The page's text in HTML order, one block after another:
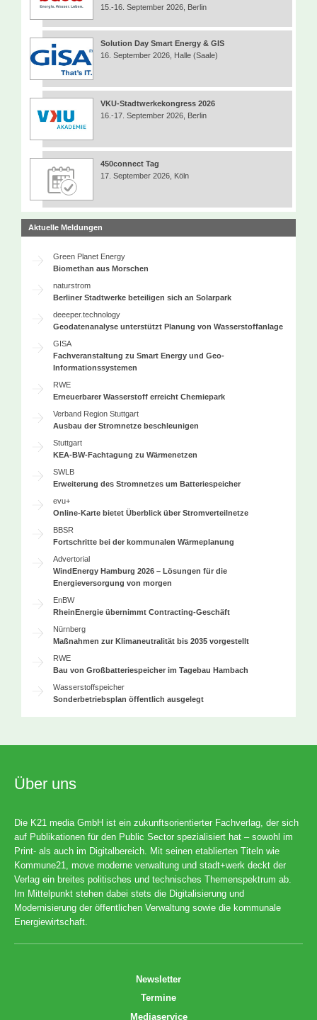
15.-16. September 2026, Berlin
Solution Day Smart Energy & GIS
16. September 2026, Halle (Saale)
VKU-Stadtwerkekongress 2026
16.-17. September 2026, Berlin
450connect Tag
17. September 2026, Köln
Aktuelle Meldungen
Green Planet Energy
Biomethan aus Morschen
naturstrom
Berliner Stadtwerke beteiligen sich an Solarpark
deeeper.technology
Geodatenanalyse unterstützt Planung von Wasserstoffanlage
GISA
Fachveranstaltung zu Smart Energy und Geo-
Informationssystemen
RWE
Erneuerbarer Wasserstoff erreicht Chemiepark
Verband Region Stuttgart
Ausbau der Stromnetze beschleunigen
Stuttgart
KEA-BW-Fachtagung zu Wärmenetzen
SWLB
Erweiterung des Stromnetzes um Batteriespeicher
evu+
Online-Karte bietet Überblick über Stromverteilnetze
BBSR
Fortschritte bei der kommunalen Wärmeplanung
Advertorial
WindEnergy Hamburg 2026 – Lösungen für die
Energieversorgung von morgen
EnBW
RheinEnergie übernimmt Contracting-Geschäft
Nürnberg
Maßnahmen zur Klimaneutralität bis 2035 vorgestellt
RWE
Bau von Großbatteriespeicher im Tagebau Hambach
Wasserstoffspeicher
Sonderbetriebsplan öffentlich ausgelegt
Über uns
Die K21 media GmbH ist ein zukunftsorientierter Fachverlag, der sich
auf Publikationen für den Public Sector spezialisiert hat – sowohl im
Print- als auch im Digitalbereich. Mit seinen etablierten Titeln wie
Kommune21, move moderne verwaltung und stadt+werk deckt der
Verlag ein breites politisches und technisches Themenspektrum ab.
Im Mittelpunkt stehen dabei stets die Digitalisierung und
Modernisierung der öffentlichen Verwaltung sowie die kommunale
Energiewirtschaft.
Newsletter
Termine
Mediaservice